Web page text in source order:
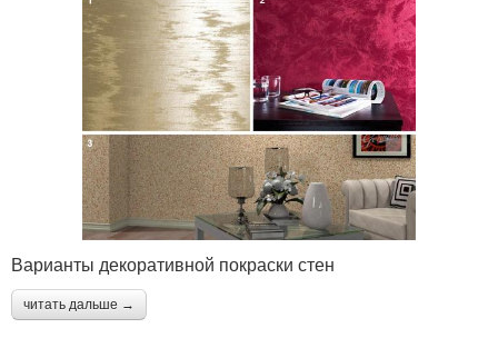
Варианты декоративной покраски стен
читать дальше →